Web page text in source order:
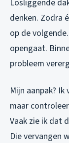
Losliggende
denken. Zodra
op de
opengaat.
probleem
Mijn aanpak?
maar
Vaak zie ik dat
Die vervangen